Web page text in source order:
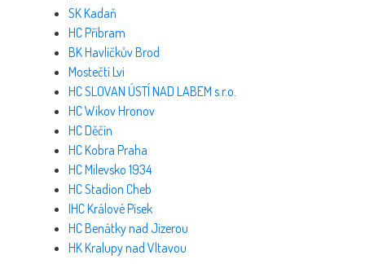
SK Kadaň
HC Příbram
BK Havlíčkův Brod
Mostečtí Lvi
HC SLOVAN ÚSTÍ NAD LABEM s.r.o.
HC Wikov Hronov
HC Děčín
HC Kobra Praha
HC Milevsko 1934
HC Stadion Cheb
IHC Králové Písek
HC Benátky nad Jizerou
HK Kralupy nad Vltavou